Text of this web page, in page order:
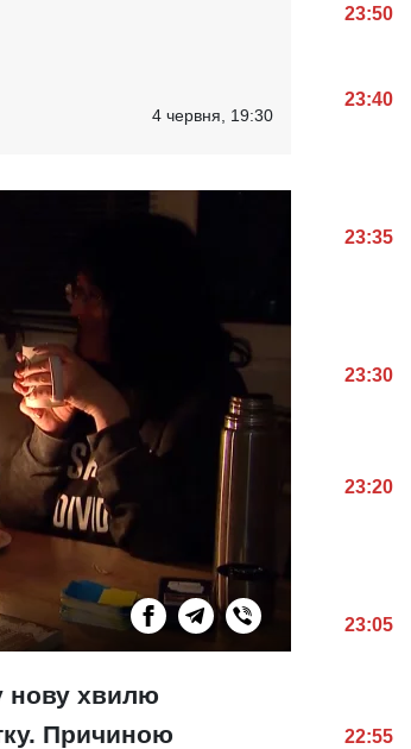
4 червня, 19:30
нову хвилю
Причиною
23:50
23:40
23:35
23:30
23:20
23:05
22:55